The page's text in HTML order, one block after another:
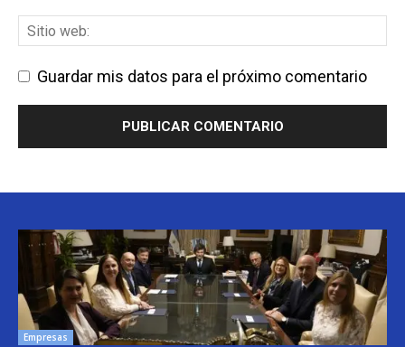
Guardar mis datos para el próximo comentario
Empresas